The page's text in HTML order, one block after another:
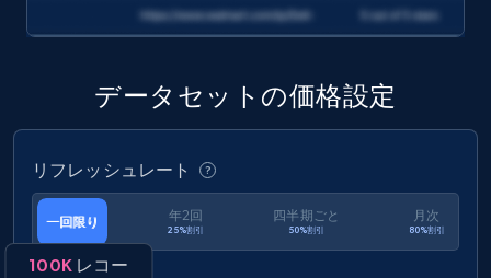
データセットの価格設定
リフレッシュレート
一回限り 年2回
25%割引
四半期ごと
50%割引
月次
80%割引
100Kレコー